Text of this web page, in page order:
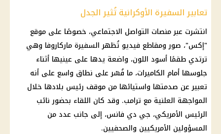
تعابير السفيرة الأوكرانية تُثير الجدل
انتشرت عبر منصات التواصل الاجتماعي، خصوصًا على موقع
"إكس"، صور ومقاطع فيديو تُظهر السفيرة ماركاروفا وهي
ترتدي طقمًا أسود اللون، واضعة يدها على عينيها أثناء
جلوسها أمام الكاميرات، ما فُسّر على نطاق واسع على أنه
تعبير عن صدمتها واستيائها من موقف رئيس بلادها خلال
المواجهة العلنية مع ترامب. وقد كان اللقاء بحضور نائب
الرئيس الأمريكي، جي دي فانس، إلى جانب عدد من
المسؤولين الأمريكيين والصحفيين.